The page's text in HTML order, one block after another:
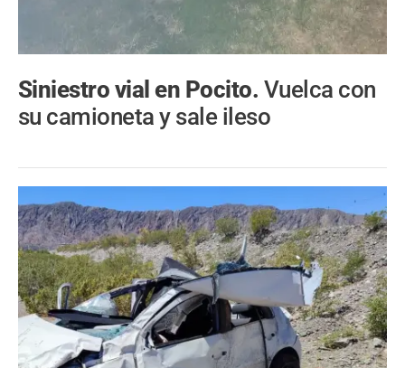
Siniestro vial en Pocito. Vuelca con
su camioneta y sale ileso